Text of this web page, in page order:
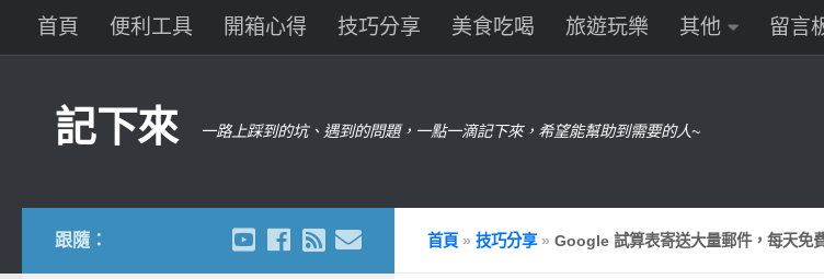
首頁 便利工具 開箱心得 技巧分享 美食吃喝 旅遊玩樂 其他 留言
記下來 一路上踩到的坑、遇到的問題，一點一滴記下來，希望能幫助到需要的人~
首頁 » 技巧分享» Google 試算表寄送大量郵件，每天免
跟隨：